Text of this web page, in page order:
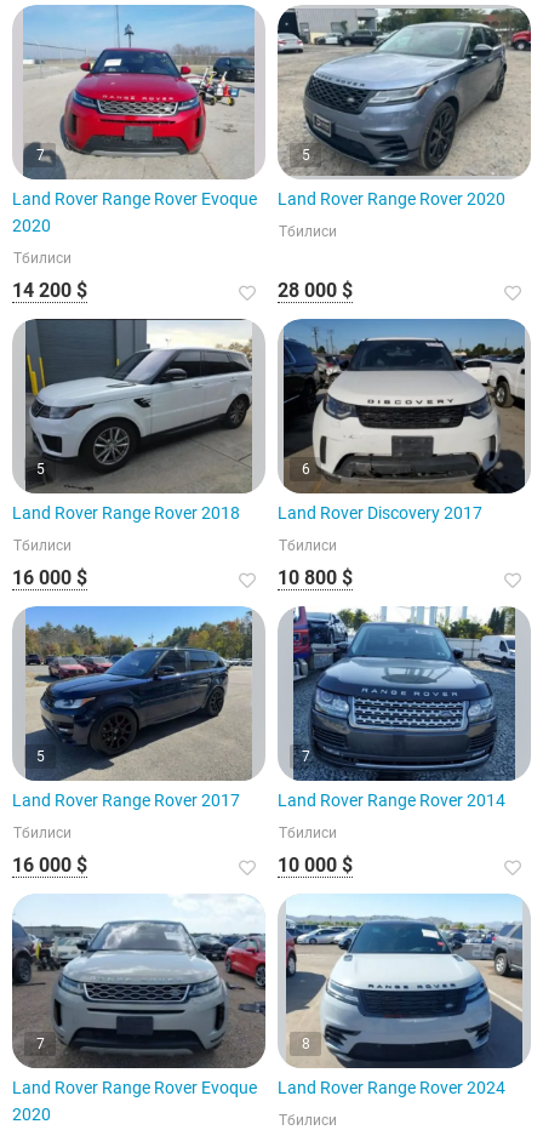
7
Land Rover Range Rover Evoque
2020
Тбилиси
14 200 $
5
Land Rover Range Rover 2020
Тбилиси
28 000 $
5
Land Rover Range Rover 2018
Тбилиси
16 000 $
6
Land Rover Discovery 2017
Тбилиси
10 800 $
5
Land Rover Range Rover 2017
Тбилиси
16 000 $
7
Land Rover Range Rover 2014
Тбилиси
10 000 $
7
Land Rover Range Rover Evoque
2020
8
Land Rover Range Rover 2024
Тбилиси